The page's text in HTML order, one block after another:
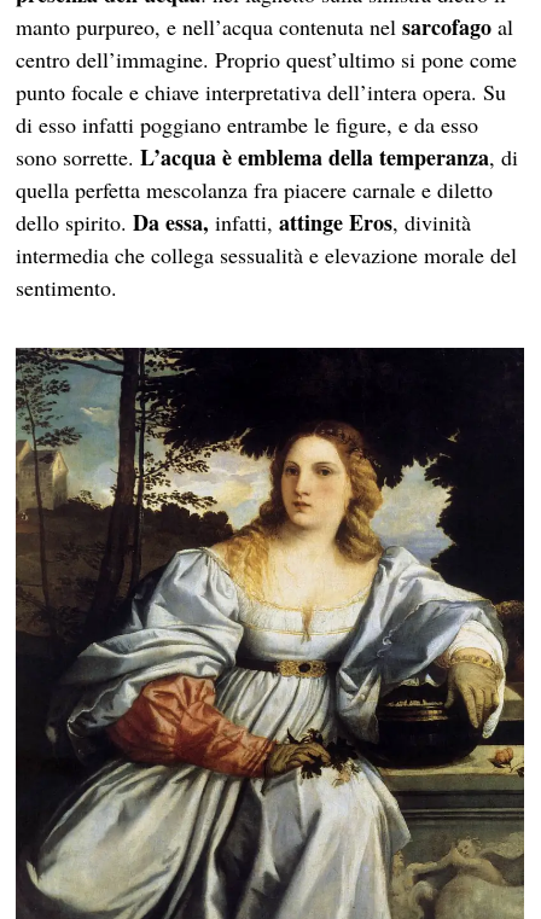
manto purpureo, e nell’acqua contenuta nelsarcofago al
centro dell’immagine. Proprio quest’ultimo si pone come
punto focale e chiave interpretativa dell’intera opera. Su
di esso infatti poggiano entrambe le figure, e da esso
sono sorrette. L’acqua è emblema della temperanza, di
quella perfetta mescolanza fra piacere carnale e diletto
dello spirito.Da essa,infatti, attinge Eros, divinità
intermedia che collega sessualità e elevazione morale del
sentimento.